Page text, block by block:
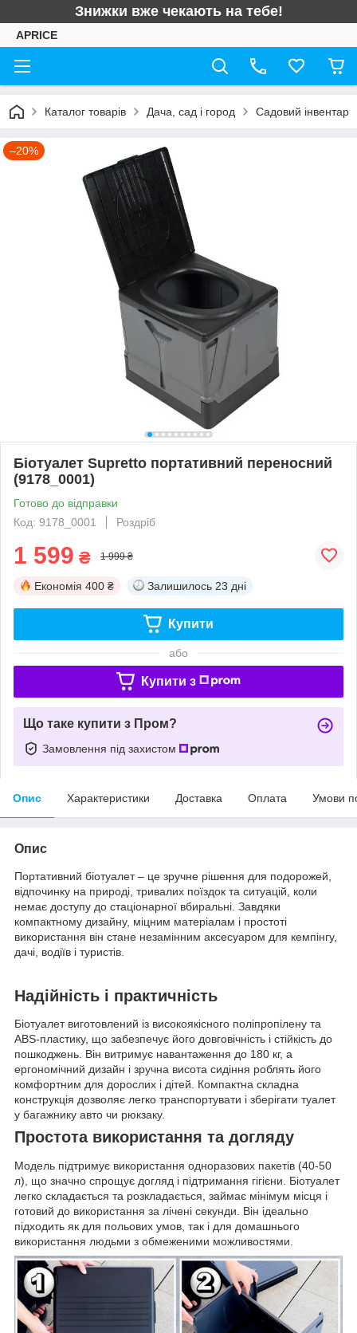
Знижки вже чекають на тебе!
APRICE
Каталог товарів Дача, сад і город Садовий інвентар
–20%
Біотуалет Supretto портативний переносний
(9178_0001)
Готово до відправки
Код: 9178_0001
Роздріб
1 599 ₴ 1 999 ₴
Економія 400 ₴ Залишилось 23 дні
Купити
або
Купити з
Що таке купити з Пром?
Замовлення під захистом
Опис Характеристики Доставка Оплата Умови
Опис
Портативний біотуалет – це зручне рішення для подорожей,
відпочинку на природі, тривалих поїздок та ситуацій, коли
немає доступу до стаціонарної вбиральні. Завдяки
компактному дизайну, міцним матеріалам і простоті
використання він стане незамінним аксесуаром для кемпінгу,
дачі, водіїв і туристів.
Надійність і практичність
Біотуалет виготовлений із високоякісного поліпропілену та
ABS-пластику, що забезпечує його довговічність і стійкість до
пошкоджень. Він витримує навантаження до 180 кг, а
ергономічний дизайн і зручна висота сидіння роблять його
комфортним для дорослих і дітей. Компактна складна
конструкція дозволяє легко транспортувати і зберігати туалет
у багажнику авто чи рюкзаку.
Простота використання та догляду
Модель підтримує використання одноразових пакетів (40-50
л), що значно спрощує догляд і підтримання гігієни. Біотуалет
легко складається та розкладається, займає мінімум місця і
готовий до використання за лічені секунди. Він ідеально
підходить як для польових умов, так і для домашнього
використання людьми з обмеженими можливостями.